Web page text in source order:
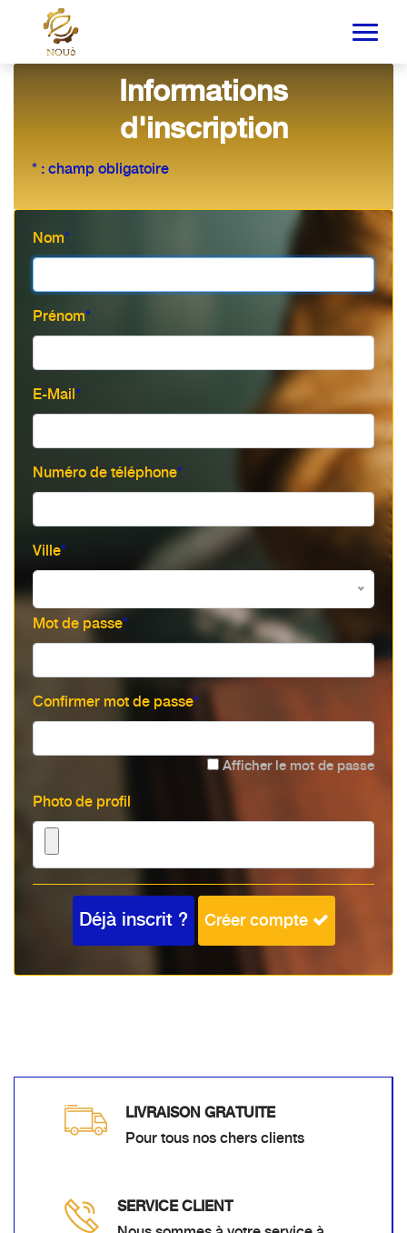
Informations
d'inscription
* : champ obligatoire
Nom*
Prénom*
E-Mail *
Numéro de téléphone*
Ville*
Mot de passe*
Confirmer mot de passe*
Afficher le mot de passe
Photo de profil
Déjà inscrit ? Créer compte
LIVRAISON GRATUITE
Pour tous nos chers clients
SERVICE CLIENT